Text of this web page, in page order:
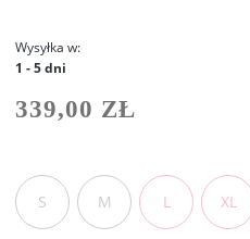
Wysyłka w:
1 - 5 dni
339,00 ZŁ
S M L XL